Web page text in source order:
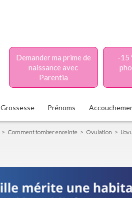
Demander ma prime de
naissance avec
Parentia
-15
Grossesse Prénoms
Comment tomber enceinte Ovulation